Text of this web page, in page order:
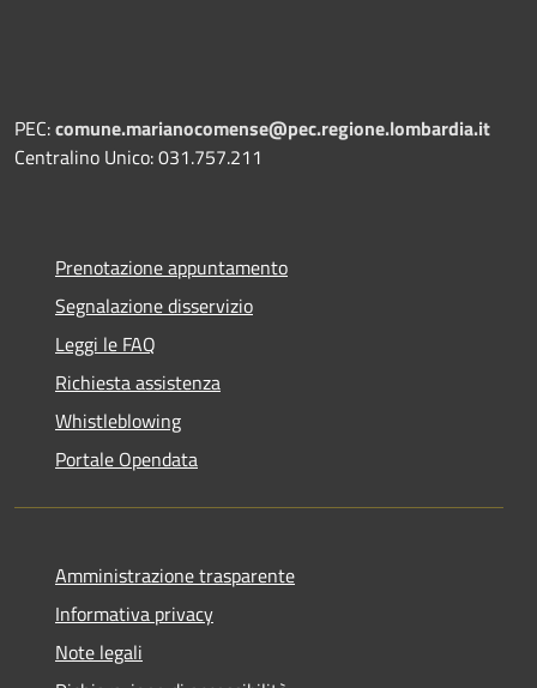
PEC:comune.marianocomense@pec.regione.lombardia.it
Centralino Unico: 031.757.211
Prenotazione appuntamento
Segnalazione disservizio
Leggi le FAQ
Richiesta assistenza
Whistleblowing
Portale Opendata
Amministrazione trasparente
Informativa privacy
Note legali